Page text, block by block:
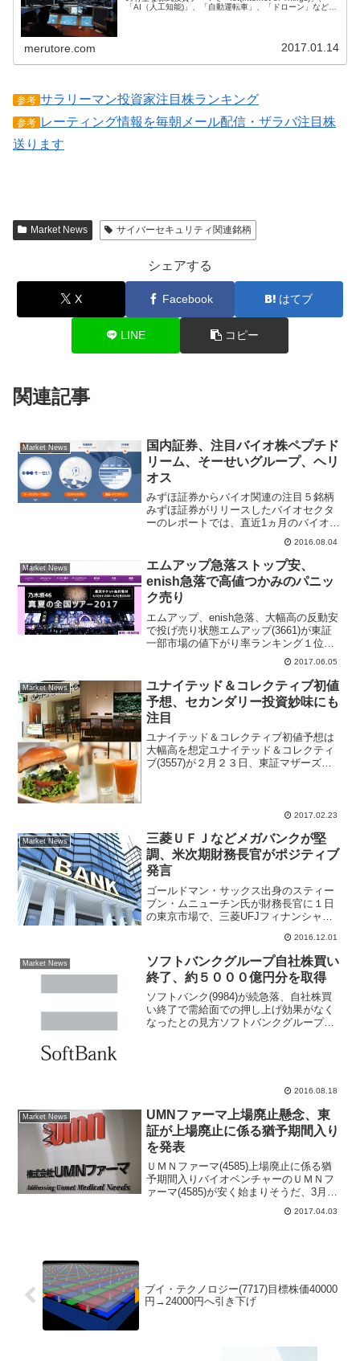
「AI（人工知能)」、「自動運転車」、「ドローン」などあ
merutore.com 2017.01.14
参考 サラリーマン投資家注目株ランキング
参考 レーティング情報を毎朝メール配信・ザラバ注目株
送ります
Market News サイバーセキュリティ関連銘柄
シェアする
X Facebook はてブ
LINE コピー
関連記事
Market News
国内証券、注目バイオ株ペプチド
リーム、そーせいグループ、ヘリ
オス
みずほ証券からバイオ関連の注目５銘柄
みずほ証券がリリースしたバイオセクタ
ーのレポートでは、直近1ヵ月のバイオイ
ンデックスは同時期のマザーズ指数若干
上回り、調整局面からやや均衡状況へと
変化したと指摘。セクター全体の成長性
の観点からは、現在の日...
2016.08.04
Market News
エムアップ急落ストップ安、
enish急落で高値つかみのパニッ
ク売り
エムアップ、enish急落、大幅高の反動安
で投げ売り状態エムアップ(3661)が東証
一部市場の値下がり率ランキング１位、
先週末比700円安の3005円まで売り込ま
れストップ安。enish(3667)は値下がり率
ランキング３位になっている。乃...
2017.06.05
Market News
ユナイテッド＆コレクティブ初値
予想、セカンダリー投資妙味にも
注目
ユナイテッド＆コレクティブ初値予想は
大幅高を想定ユナイテッド＆コレクティ
ブ(3557)が２月２３日、東証マザーズ市
2017.02.23
Market News
三菱ＵＦＪなどメガバンクが堅
調、米次期財務長官がポジティブ
発言
ゴールドマン・サックス出身のスティー
ブン・ムニューチン氏が財務長官に１日
の東京市場で、三菱UFJフィナンシャ
調展開。三菱UFJは前日比25円（3.7％）
高の694.8円、三井住友フィナンシャルグ
ルー...
2016.12.01
Market News
ソフトバンクグループ自社株買い
終了、約５０００億円分を取得
ソフトバンク(9984)が続急落、自社株買
い終了で需給面での押し上げ効果がなく
なったとの見方ソフトバンクグループ
2016.08.18
Market News
UMNファーマ上場廃止懸念、東
証が上場廃止に係る猶予期間入り
を発表
ＵＭＮファーマ(4585)上場廃止に係る猶
予期間入りバイオベンチャーのＵＭＮフ
ァーマ(4585)が安く始まりそうだ、3月31
日に東京証券取引所は、ＵＭＮファーマ
上場廃止に係る猶予期間に入ると発表し
2017.04.03
ブイ・テクノロジー(7717)目標株価40000
円→24000円へ引き下げ